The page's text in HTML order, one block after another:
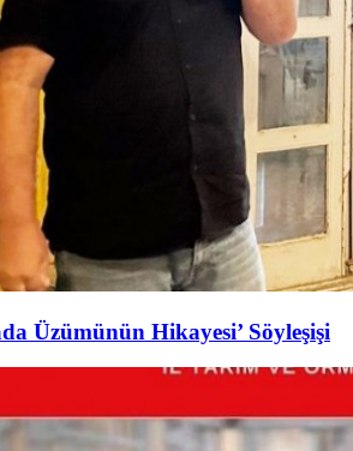
Üzümünün Hikayesi’ Söyleşişi